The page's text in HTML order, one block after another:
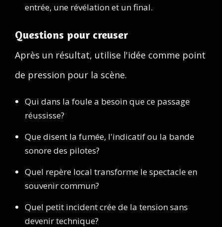
entrée, une révélation et un final.
Questions pour creuser
Après un résultat, utilise l'idée comme point
de pression pour la scène.
Qui dans la foule a besoin que ce passage
réussisse?
Que disent la fumée, l'indicatif ou la bande
sonore des pilotes?
Quel repère local transforme le spectacle en
souvenir commun?
Quel petit incident crée de la tension sans
devenir technique?